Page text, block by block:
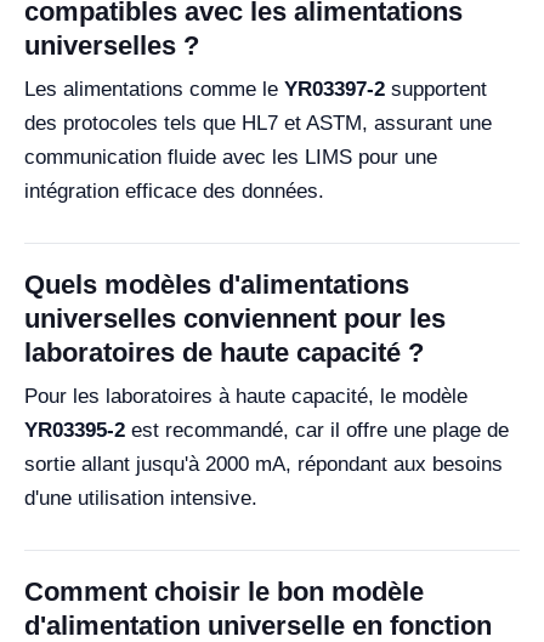
compatibles avec les alimentations
universelles ?
Les alimentations comme le YR03397-2 supportent
des protocoles tels que HL7 et ASTM, assurant une
communication fluide avec les LIMS pour une
intégration efficace des données.
Quels modèles d'alimentations
universelles conviennent pour les
laboratoires de haute capacité ?
Pour les laboratoires à haute capacité, le modèle
YR03395-2 est recommandé, car il offre une plage de
sortie allant jusqu'à 2000 mA, répondant aux besoins
d'une utilisation intensive.
Comment choisir le bon modèle
d'alimentation universelle en fonction